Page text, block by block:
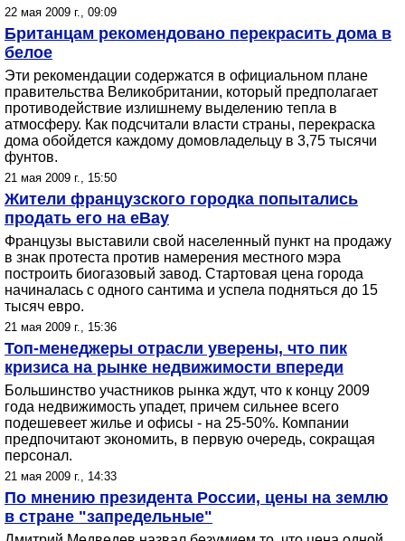
22 мая 2009 г., 09:09
Британцам рекомендовано перекрасить дома в
белое
Эти рекомендации содержатся в официальном плане
правительства Великобритании, который предполагает
противодействие излишнему выделению тепла в
атмосферу. Как подсчитали власти страны, перекраска
дома обойдется каждому домовладельцу в 3,75 тысячи
фунтов.
21 мая 2009 г., 15:50
Жители французского городка попытались
продать его на eBay
Французы выставили свой населенный пункт на продажу
в знак протеста против намерения местного мэра
построить биогазовый завод. Стартовая цена города
начиналась с одного сантима и успела подняться до 15
тысяч евро.
21 мая 2009 г., 15:36
Топ-менеджеры отрасли уверены, что пик
кризиса на рынке недвижимости впереди
Большинство участников рынка ждут, что к концу 2009
года недвижимость упадет, причем сильнее всего
подешевеет жилье и офисы - на 25-50%. Компании
предпочитают экономить, в первую очередь, сокращая
персонал.
21 мая 2009 г., 14:33
По мнению президента России, цены на землю
в стране "запредельные"